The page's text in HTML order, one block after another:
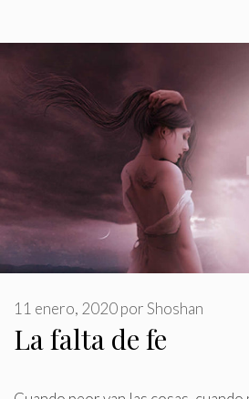
La falta de fe
11 enero, 2020porShoshan